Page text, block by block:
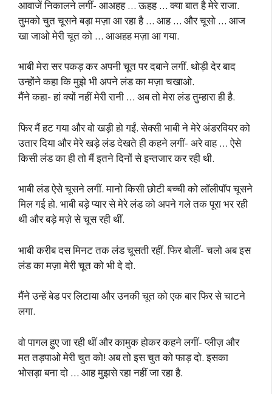
आवाजें निकालने लगीं- आअहह … ऊहह … क्या बात है मेरे राजा.
तुमको चुत चूसने बड़ा मज़ा आ रहा है … आह … और चूसो … आज
खा जाओ मेरी चूत को … आअहह मज़ा आ गया.
भाबी मेरा सर पकड़ कर अपनी चूत पर दबाने लगीं. थोड़ी देर बाद
उन्होंने कहा कि मुझे भी अपने लंड का मज़ा चखाओ.
मैंने कहा- हां क्यों नहीं मेरी रानी … अब तो मेरा लंड तुम्हारा ही है.
फिर मैं हट गया और वो खड़ी हो गईं. सेक्सी भाबी ने मेरे अंडरवियर को
उतार दिया और मेरे खड़े लंड देखते ही कहने लगीं- अरे वाह … ऐसे
किसी लंड का ही तो मैं इतने दिनों से इन्तजार कर रही थी.
भाबी लंड ऐसे चूसने लगीं. मानो किसी छोटी बच्ची को लॉलीपॉप चूसने
मिल गई हो. भाबी बड़े प्यार से मेरे लंड को अपने गले तक पूरा भर रही
थी और बड़े मज़े से चूस रही थीं.
भाबी करीब दस मिनट तक लंड चूसती रहीं. फिर बोलीं- चलो अब इस
लंड का मज़ा मेरी चूत को भी दे दो.
मैंने उन्हें बेड पर लिटाया और उनकी चूत को एक बार फिर से चाटने
लगा.
वो पागल हुए जा रही थीं और कामुक होकर कहने लगीं- प्लीज़ और
मत तड़पाओ मेरी चुत को! अब तो इस चुत को फाड़ दो. इसका
भोसड़ा बना दो … आह मुझसे रहा नहीं जा रहा है.